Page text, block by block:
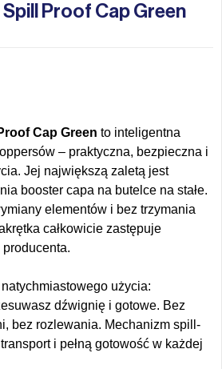
Proof Cap Green
Cap Green to inteligentna
– praktyczna, bezpieczna i
Jej największą zaletą jest
booster capa na butelce na stałe.
elementów i bez trzymania
całkowicie zastępuje
użycia:
dźwignię i gotowe. Bez
bez rozlewania. Mechanizm spill-
i pełną gotowość w każdej